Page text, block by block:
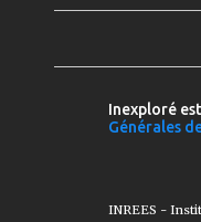
Inexploré
Générales
INREES -